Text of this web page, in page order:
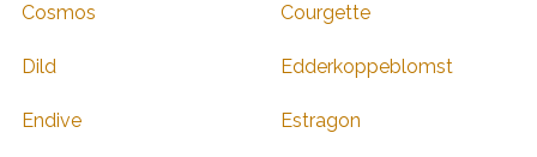
Cosmos Courgette
Dild Edderkoppeblomst
Endive Estragon